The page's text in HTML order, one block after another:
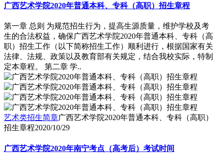
广西艺术学院2020年普通本科、专科（高职）招生章程
第一章 总则 为规范招生行为，提高生源质量，维护学校及考
生的合法权益，确保广西艺术学院2020年普通本科、专科（高
职）招生工作（以下简称招生工作）顺利进行，根据国家有关
法律、法规、政策以及教育部有关规定，结合我校实际，特制
定本章程。 第二章 学..
艺术类招生简章广西艺术学院2020年普通本科、专科（高职）
招生章程2020/10/29
广西艺术学院2020年南宁考点（高考后）考试时间